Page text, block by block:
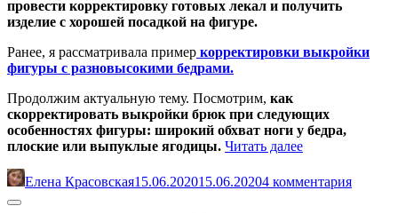
провести корректировку готовых лекал и получить
изделие с хорошей посадкой на фигуре.
Ранее, я рассматривала пример корректировки выкройки
фигуры с разновысокими бедрами.
Продолжим актуальную тему. Посмотрим, как
скорректировать выкройки брюк при следующих
особенностях фигуры: широкий обхват ноги у бедра,
плоские или выпуклые ягодицы. Читать далее«Как
выкройку
брюк,
Елена Красовская15.06.202015.06.20204 комментария
Sidebar